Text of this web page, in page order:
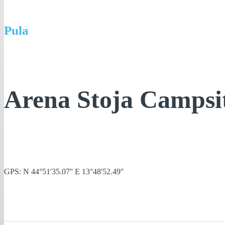
Pula
Arena Stoja
GPS: N 44°51'35.07'' E 13°48'52.49''